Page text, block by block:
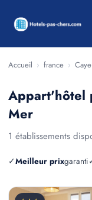
Accueil › france ›
Appart'hôtel
Mer
1 établissements
✓Meilleur prixgaranti